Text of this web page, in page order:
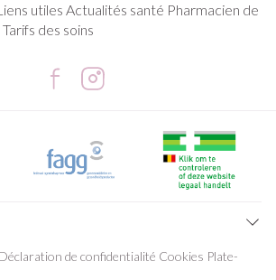
utiles Actualités santé Pharmacien de
Tarifs des soins
Déclaration de confidentialité Cookies Plate-